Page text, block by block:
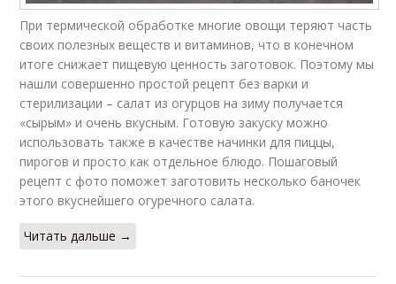
При термической обработке многие овощи теряют часть
своих полезных веществ и витаминов, что в конечном
итоге снижает пищевую ценность заготовок. Поэтому мы
нашли совершенно простой рецепт без варки и
стерилизации – салат из огурцов на зиму получается
«сырым» и очень вкусным. Готовую закуску можно
использовать также в качестве начинки для пиццы,
пирогов и просто как отдельное блюдо. Пошаговый
рецепт с фото поможет заготовить несколько баночек
этого вкуснейшего огуречного салата.
Читать дальше →